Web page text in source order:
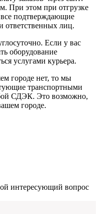
При этом при отгрузке
все подтверждающие
ответственных лиц.
Если у вас
оборудование
услугами курьера.
городе нет, то мы
транспортными
СДЭК. Это возможно,
городе.
интересующий вопрос